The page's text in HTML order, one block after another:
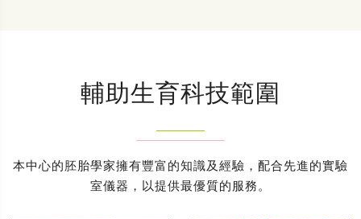
輔助生育科技範圍
本中心的胚胎學家擁有豐富的知識及經驗，配合先進的實驗
室儀器，以提供最優質的服務。